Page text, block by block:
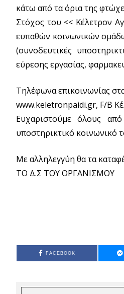
κάτω από τα όρια της
Στόχος του << Κέλετρον
ευπαθών κοινωνικών
(συνοδευτικές
εύρεσης εργασίας,
Τηλέφωνα επικοινωνίας
www.keletronpaidi.gr, F/B
Ευχαριστούμε όλους
υποστηρικτικό κοινωνικό
Με αλληλεγγύη θα τα
ΤΟ Δ.Σ ΤΟΥ ΟΡΓΑΝΙΣΜΟΥ
FACEBOOK